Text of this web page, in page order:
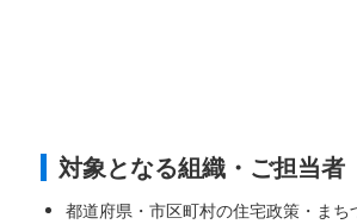
対象となる組織・ご担当者
都道府県・市区町村の住宅政策・まち